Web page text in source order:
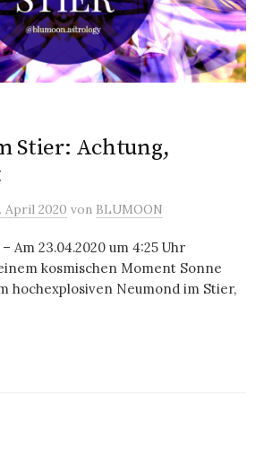
Stier: Achtung,
April 2020 von BLUMOON
Am 23.04.2020 um 4:25 Uhr
kosmischen Moment Sonne
hochexplosiven Neumond im Stier,